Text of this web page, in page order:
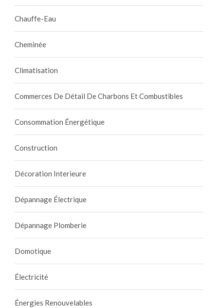
Chauffe-Eau
Cheminée
Climatisation
Commerces De Détail De Charbons Et Combustibles
Consommation Énergétique
Construction
Décoration Interieure
Dépannage Électrique
Dépannage Plomberie
Domotique
Électricité
Énergies Renouvelables